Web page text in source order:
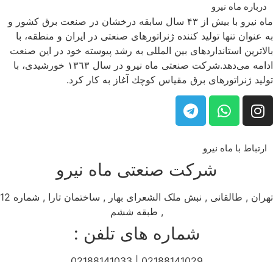
درباره ماه نیرو
ماه نیرو با بیش از ۴۳ سال سابقه درخشان در صنعت برق كشور و
به عنوان تنها تولید كننده ژنراتورهای صنعتی در ایران و منطقه، با
بالاترین استانداردهای بین المللی به رشد پیوسته خود در این صنعت
ادامه می‌دهد.شركت صنعتی ماه نیرو در سال ١٣٦٣ خورشیدی، با
تولید ژنراتورهای برق مقیاس كوچك آغاز به كار كرد.
ارتباط با ماه نیرو
شرکت صنعتی ماه نیرو
تهران , طالقانی , نبش ملک الشعرای بهار , ساختمان تارا , شماره 12
, طبقه ششم
شماره های تلفن :